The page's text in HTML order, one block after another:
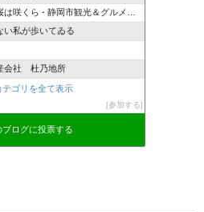
咲くら - 静岡市観光＆グルメブログ
い私が歩いてゐる
会社 杜乃地所
テゴリを全て表示
参加する
ブログに投票する